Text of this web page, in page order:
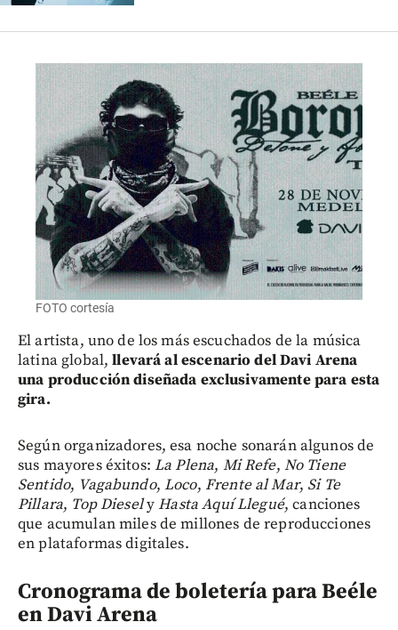
FOTO cortesía
El artista, uno de los más escuchados de la música
latina global,llevará al escenario del Davi Arena
una producción diseñada exclusivamente para esta
gira.
Según organizadores, esa noche sonarán algunos de
sus mayores éxitos: La Plena, Mi Refe, No Tiene
Sentido, Vagabundo,Loco, Frente al Mar, Si Te
Pillara, Top DieselyHasta Aquí Llegué, canciones
que acumulan miles de millones de reproducciones
en plataformas digitales.
Cronograma de boletería para Beéle
en Davi Arena